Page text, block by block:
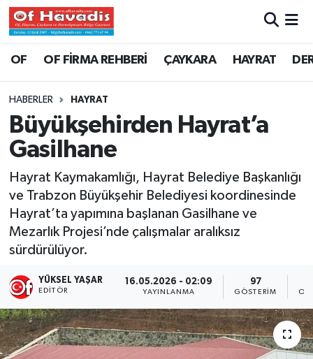
OF OF FİRMA REHBERİ ÇAYKARA HAYRAT
HABERLER HAYRAT
Büyükşehirden Hayrat’a
Gasilhane
Hayrat Kaymakamlığı, Hayrat Belediye Başkanlığı
ve Trabzon Büyükşehir Belediyesi koordinesinde
Hayrat’ta yapımına başlanan Gasilhane ve
Mezarlık Projesi’nde çalışmalar aralıksız
sürdürülüyor.
YÜKSEL YAŞAR
EDITÖR
16.05.2026 - 02:09
YAYINLANMA
97
GÖSTERIM
Trabzon Nöbetçi Eczaneler
Trabzon Namaz Vakitleri
Trabzon Trafik Yoğunluk Haritası
Süper Lig Puan Durumu ve Fikstür
Tüm Manşetler